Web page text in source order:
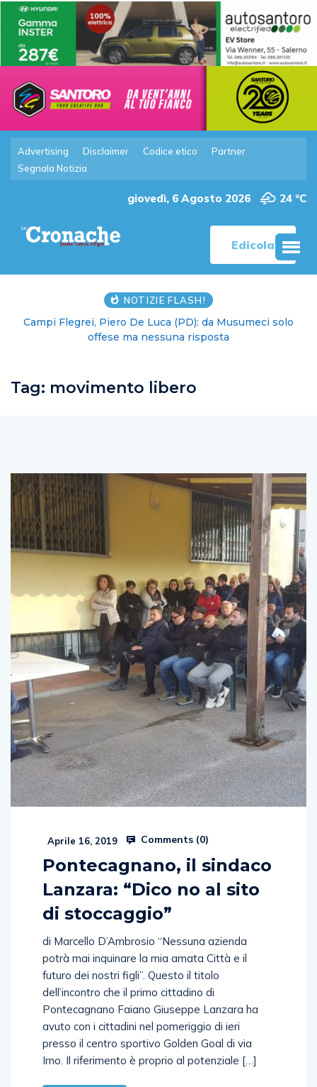
Advertising Disclaimer Codice etico
Partner
Segnala Notizia
giovedì, 6 Agosto 2026 24 °C
Edicola
NOTIZIE FLASH!
Campi Flegrei, Piero De Luca (PD): da Musumeci solo
offese ma nessuna risposta
Tag: movimento libero
Aprile 16, 2019 Comments (0)
Pontecagnano, il sindaco
Lanzara: “Dico no al sito
di stoccaggio”
di Marcello D’Ambrosio “Nessuna azienda
potrà mai inquinare la mia amata Città e il
futuro dei nostri figli”. Questo il titolo
dell’incontro che il primo cittadino di
Pontecagnano Faiano Giuseppe Lanzara ha
avuto con i cittadini nel pomeriggio di ieri
presso il centro sportivo Golden Goal di via
Irno. Il riferimento è proprio al potenziale […]